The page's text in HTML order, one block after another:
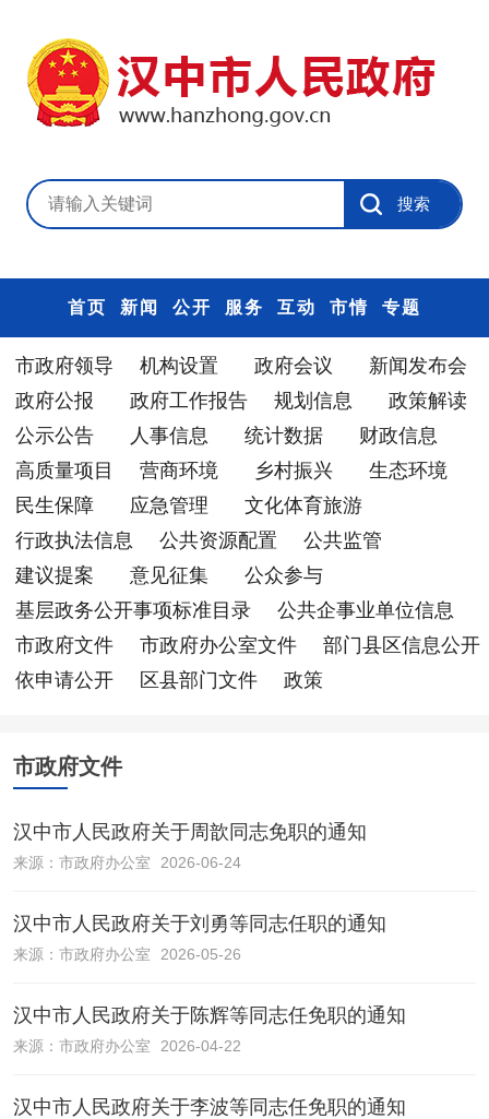
首页 新闻 公开 服务 互动 市情 专题
市政府领导 机构设置 政府会议
新闻发布会
政府公报
政府工作报告 规划信息
政策解读
公示公告
人事信息 统计数据
财政信息
高质量项目
营商环境 乡村振兴
生态环境
民生保障
应急管理
文化体育旅游
行政执法信息
公共资源配置
公共监管
建议提案
意见征集
公众参与
基层政务公开事项标准目录
公共企事业单位信息
市政府文件
市政府办公室文件
部门县区信息公开
依申请公开
区县部门文件 政策
市政府文件
汉中市人民政府关于周歆同志免职的通知
来源： 市政府办公室 2026-06-24
汉中市人民政府关于刘勇等同志任职的通知
来源： 市政府办公室 2026-05-26
汉中市人民政府关于陈辉等同志任免职的通知
来源： 市政府办公室 2026-04-22
汉中市人民政府关于李波等同志任免职的通知